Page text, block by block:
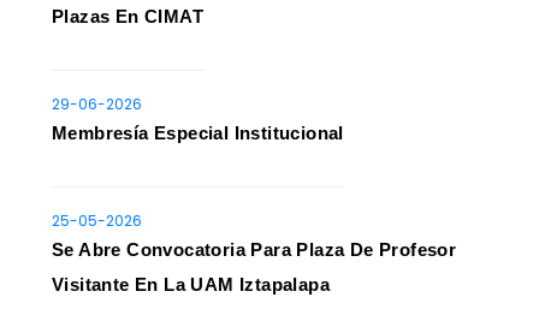
Plazas En CIMAT
29-06-2026
Membresía Especial Institucional
25-05-2026
Se Abre Convocatoria Para Plaza De Profesor
Visitante En La UAM Iztapalapa